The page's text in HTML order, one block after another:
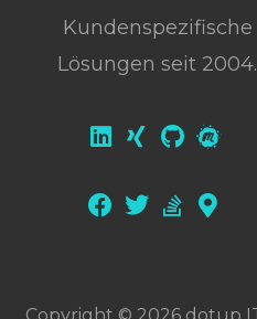
Kundenspezifische
Lösungen seit 2004.
Copyright © 2026 dotup